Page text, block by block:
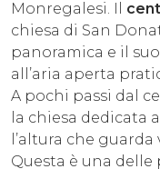
Monregalesi. Il
chiesa di San
panoramica e il
all’aria aperta
A pochi passi dal
la chiesa dedicata
l’altura che
Questa è una